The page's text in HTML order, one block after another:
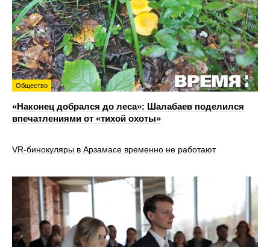
Общество
«Наконец добрался до леса»: Шалабаев поделился
впечатлениями от «тихой охоты»
VR‑бинокуляры в Арзамасе временно не работают